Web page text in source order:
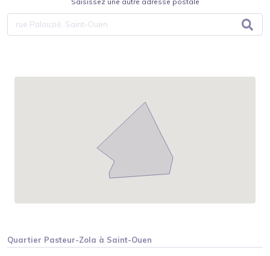
Quartier Pasteur-Zola à Saint-Ouen